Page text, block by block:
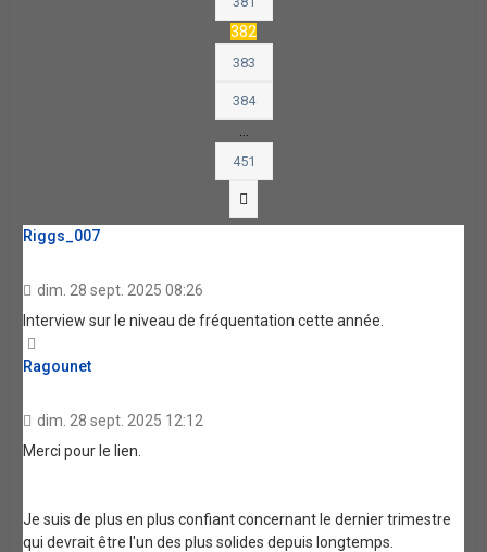
382
383
384
451
Riggs_007
dim. 28 sept. 2025 08:26
Interview sur le niveau de fréquentation cette année.
Ragounet
dim. 28 sept. 2025 12:12
Merci pour le lien.
Je suis de plus en plus confiant concernant le dernier trimestre
qui devrait être l'un des plus solides depuis longtemps.